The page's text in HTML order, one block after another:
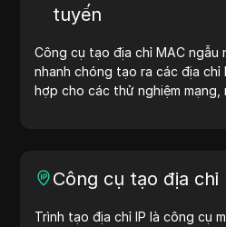
tuyến
Công cụ tạo địa chỉ MAC
nhanh chóng tạo ra các địa chỉ
hợp cho các thử nghiệm
Công cụ tạo địa chỉ
Trình tạo địa chỉ IP là công cụ